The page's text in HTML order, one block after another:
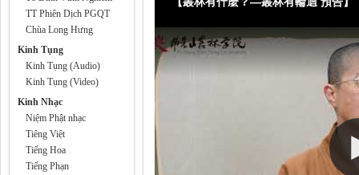
TT Phiên Dịch PGQT
Chùa Long Hưng
Kinh Tụng
Kinh Tụng (Audio)
Kinh Tụng (Video)
Kinh Nhạc
Niệm Phật nhạc
Tiêng Việt
Tiếng Hoa
Tiếng Phạn